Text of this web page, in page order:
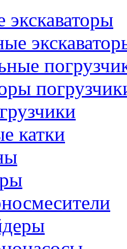
экскаваторы
катки